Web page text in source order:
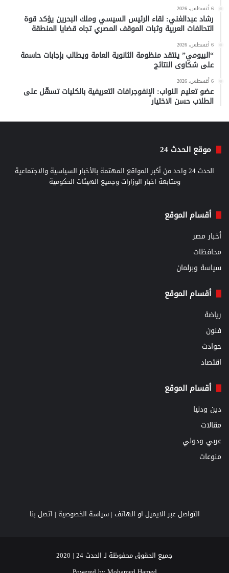
6 أغسطس، 2026
رشاد عبدالغني: لقاء الرئيس السيسي وملك البحرين يؤكد قوة
التحالفات العربية وثبات الموقف المصري تجاه قضايا المنطقة
6 أغسطس، 2026
“البيومي” ينتقد منظومة الثانوية العامة ويطالب بإجابات حاسمة
على شكاوى النتائج
6 أغسطس، 2026
عضو تعليم النواب: الإنفوجرافات التعريفية بالكليات تسهّل على
الطلاب حسن الاختيار
موقع الحدث 24
الحدث 24 واحد من أكبر المواقع المهتمة بالأخبار السياسية والاجتماعية
ومتابعة اخبار الوزارات وجميع الهيئات الحكومية
أقسام الموقع
أخبار مصر
محافظات
سياسة وبرلمان
أقسام الموقع
رياضة
فنون
حوادث
اقتصاد
أقسام الموقع
دين ودنيا
مقالات
عربي ودولي
منوعات
التواصل عبر الايميل او الهاتف |سياسة الخصوصية | اتصل بنا
جميع الحقوق محفوظة لـ الحدث 24 | 2020